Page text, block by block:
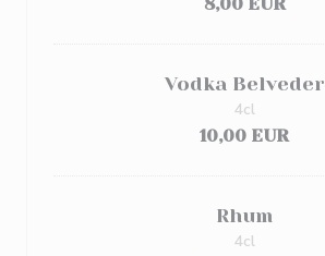
Vodka Belveder
10,00 EUR
4cl
Rhum
4cl